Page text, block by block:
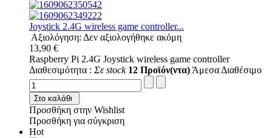
Joystick 2.4G wireless game controller...
Αξιολόγηση: Δεν αξιολογήθηκε ακόμη
13,90 €
Raspberry Pi 2.4G Joystick wireless game controller
Διαθεσιμότητα : Σε stock 12 Προϊόν(ντα) Άμεσα Διαθέσιμο
Στο καλάθι
Προσθήκη στην Wishlist
Προσθήκη για σύγκριση
Hot